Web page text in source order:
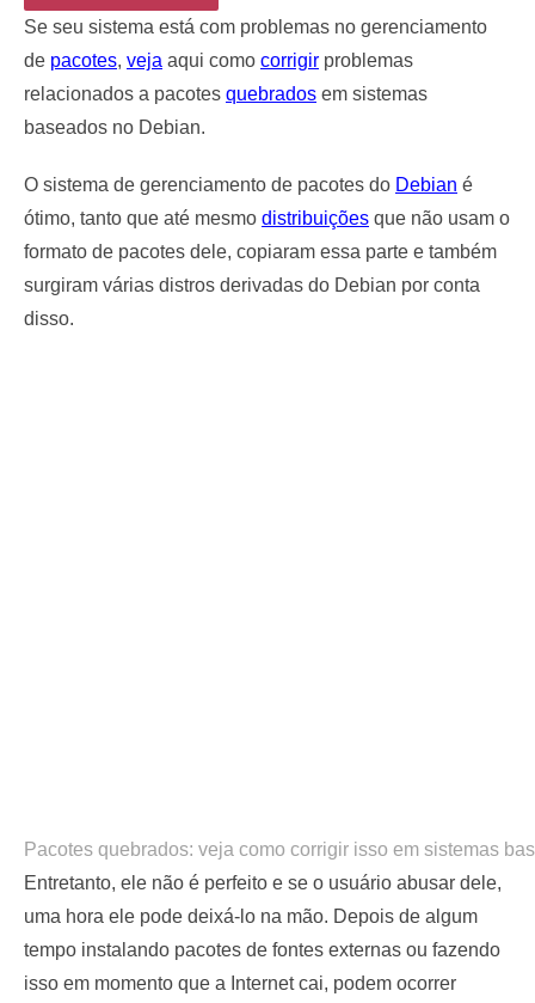
Se seu sistema está com problemas no gerenciamento
de pacotes, veja aqui como corrigir problemas
relacionados a pacotes quebrados em sistemas
baseados no Debian.
O sistema de gerenciamento de pacotes do Debian é
ótimo, tanto que até mesmo distribuições que não usam o
formato de pacotes dele, copiaram essa parte e também
surgiram várias distros derivadas do Debian por conta
disso.
Pacotes quebrados: veja como corrigir isso em sistemas
Entretanto, ele não é perfeito e se o usuário abusar dele,
uma hora ele pode deixá-lo na mão. Depois de algum
tempo instalando pacotes de fontes externas ou fazendo
isso em momento que a Internet cai, podem ocorrer